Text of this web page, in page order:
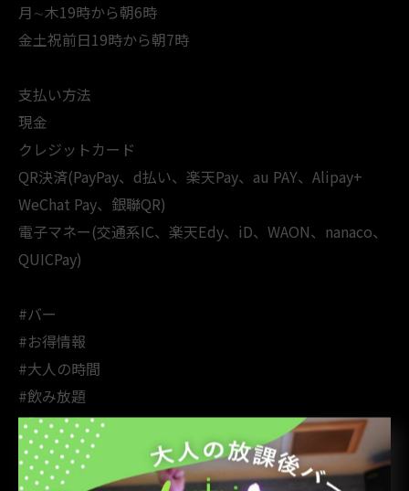
月∼木19時から朝6時
金土祝前日19時から朝7時
支払い方法
現金
クレジットカード
QR決済(PayPay、d払い、楽天Pay、au PAY、Alipay+
WeChat Pay、銀聯QR)
電子マネー(交通系IC、楽天Edy、iD、WAON、nanaco、
QUICPay)
#バー
#お得情報
#大人の時間
#飲み放題
#友達と集まろう
#心地よい空間
#特別メニュー